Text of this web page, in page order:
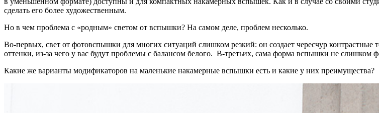
сделать его более художественным.
Но в чем проблема с «родным» светом от вспышки? На самом деле, проблем несколько.
Во-первых, свет от фотовспышки для многих ситуаций слишком резкий: он создает чересчур
оттенки, из-за чего у вас будут проблемы с балансом белого. В-третьих, сама форма вспышки не слишком
Какие же варианты модификаторов на маленькие накамерные вспышки есть и какие у них преимущества?